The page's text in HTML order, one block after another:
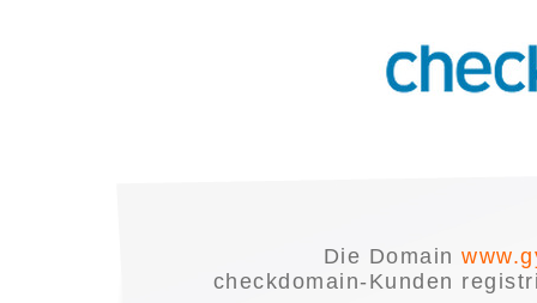
Die Domain
checkdomain-Kunden